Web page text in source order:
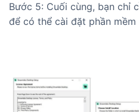
Bước 5: Cuối cùng, bạn chỉ
để có thể cài đặt phần